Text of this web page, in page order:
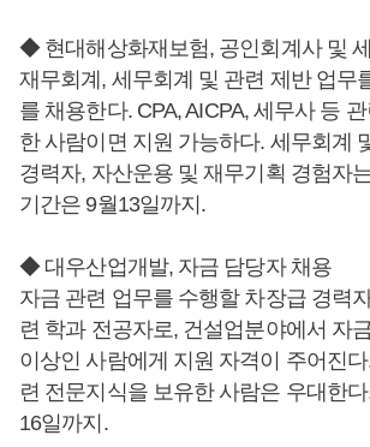
◆ 현대해상화재보험, 공인회계사 및
재무회계, 세무회계 및 관련 제반 업무
를 채용한다. CPA, AICPA, 세무사 등
한 사람이면 지원 가능하다. 세무회계
경력자, 자산운용 및 재무기획 경험자
기간은 9월13일까지.
◆ 대우산업개발, 자금 담당자 채용
자금 관련 업무를 수행할 차장급 경력
련 학과 전공자로, 건설업분야에서 자
이상인 사람에게 지원 자격이 주어진
련 전문지식을 보유한 사람은 우대한
16일까지.